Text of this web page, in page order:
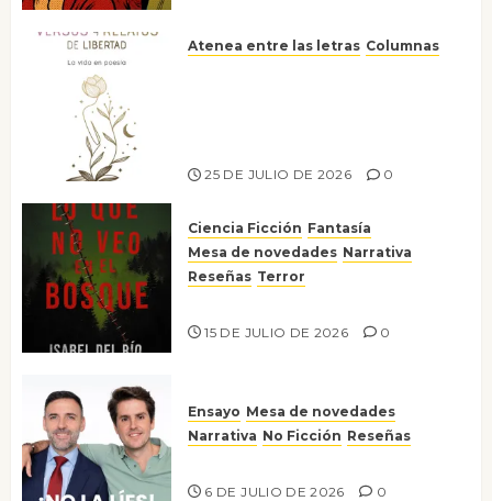
Atenea entre las letras Columnas
25 DE JULIO DE 2026 0
Ciencia Ficción Fantasía
Mesa de novedades Narrativa
Reseñas Terror
15 DE JULIO DE 2026 0
Ensayo Mesa de novedades
Narrativa No Ficción Reseñas
6 DE JULIO DE 2026 0